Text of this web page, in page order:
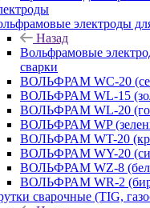
электроды
Назад
Вольфрамовые
сварки
ВОЛЬФРАМ WC-20
ВОЛЬФРАМ WL-15
ВОЛЬФРАМ WL-20
ВОЛЬФРАМ WP
ВОЛЬФРАМ WT-20
ВОЛЬФРАМ WY-20
ВОЛЬФРАМ WZ-8
ВОЛЬФРАМ WR-2
сварочные (TIG,